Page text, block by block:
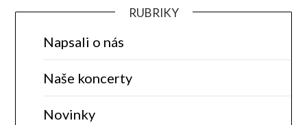
RUBRIKY
Napsali o nás
Naše koncerty
Novinky